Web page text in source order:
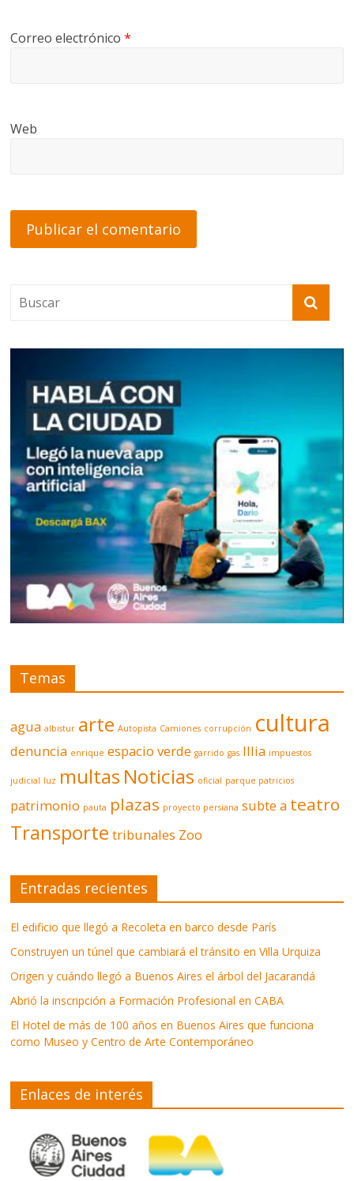
Correo electrónico*
Web
Temas
agua albistur arte Autopista Camiones corrupción cultura
denuncia enrique espacio verde garrido gas Illia impuestos
judicial luz multas Noticias oficial parque patricios
patrimonio pauta plazas proyecto persiana subte a teatro
Transporte tribunales Zoo
Entradas recientes
El edificio que llegó a Recoleta en barco desde París
Construyen un túnel que cambiará el tránsito en Villa Urquiza
Origen y cuándo llegó a Buenos Aires el árbol del Jacarandá
Abrió la inscripción a Formación Profesional en CABA
El Hotel de más de 100 años en Buenos Aires que funciona
como Museo y Centro de Arte Contemporáneo
Enlaces de interés